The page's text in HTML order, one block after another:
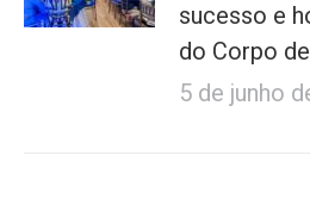
sucesso e
do Corpo
5 de junho